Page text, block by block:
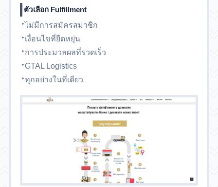
ตัวเลือก Fulfillment
ไม่มีการสมัครสมาชิก
เงื่อนไขที่ยืดหยุ่น
การประมวลผลที่รวดเร็ว
GTAL Logistics
ทุกอย่างในที่เดียว